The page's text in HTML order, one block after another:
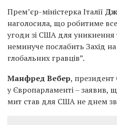
Прем’єр-міністерка Італії
наголосила, що робитиме
угоди зі США для уникнення
неминуче послабить Захід
глобальних гравців”.
Манфред Вебер, президент
у Європарламенті – заявив,
мит став для США не днем